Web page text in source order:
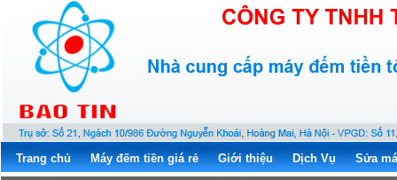
Trang chủ Máy đếm tiền giá rẻ Giới thiệu Dịch Vụ Sửa